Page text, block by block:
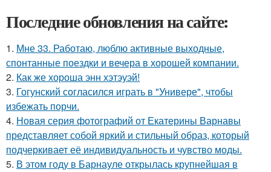
Последние обновления на сайте:
1. Мне 33. Работаю, люблю активные выходные,
спонтанные поездки и вечера в хорошей компании.
2. Как же хороша энн хэтэуэй!
3. Гогунский согласился играть в "Универе", чтобы
избежать порчи.
4. Новая серия фотографий от Екатерины Варнавы
представляет собой яркий и стильный образ, который
подчеркивает её индивидуальность и чувство моды.
5. В этом году в Барнауле открылась крупнейшая в